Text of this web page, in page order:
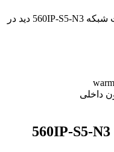
/ دوربین تحت شبکه 560IP-S5-N3 دید در